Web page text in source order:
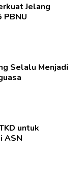
Jelang
PBNU
Selalu Menjadi
untuk
ASN